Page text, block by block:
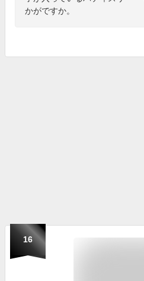
かがですか。
16